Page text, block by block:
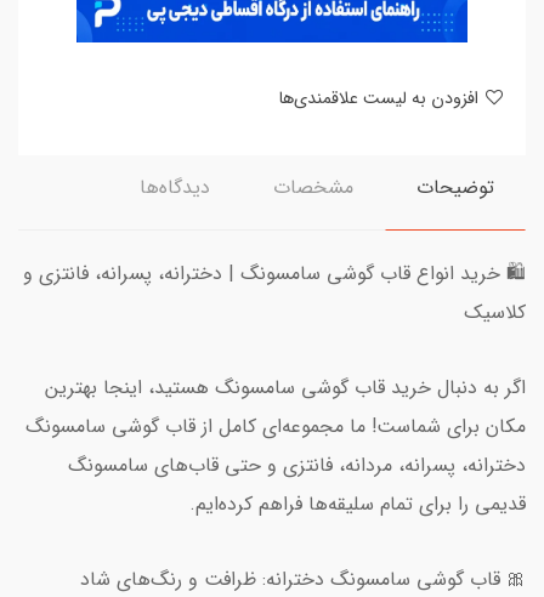
توضیحات مشخصات دیدگاه‌ها
🛍️ خرید انواع قاب گوشی سامسونگ | دخترانه، پسرانه، فانتزی و
کلاسیک
اگر به دنبال خرید قاب گوشی سامسونگ هستید، اینجا بهترین
مکان برای شماست! ما مجموعه‌ای کامل از قاب گوشی سامسونگ
دخترانه، پسرانه، مردانه، فانتزی و حتی قاب‌های سامسونگ
قدیمی را برای تمام سلیقه‌ها فراهم کرده‌ایم.
🎀 قاب گوشی سامسونگ دخترانه: ظرافت و رنگ‌های شاد